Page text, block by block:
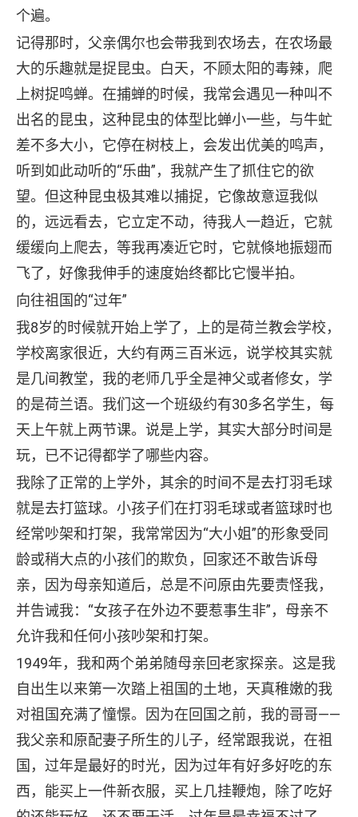
个遍。
记得那时，父亲偶尔也会带我到农场去，在农场最
大的乐趣就是捉昆虫。白天，不顾太阳的毒辣，爬
上树捉鸣蝉。在捕蝉的时候，我常会遇见一种叫不
出名的昆虫，这种昆虫的体型比蝉小一些，与牛虻
差不多大小，它停在树枝上，会发出优美的鸣声，
听到如此动听的“乐曲”，我就产生了抓住它的欲
望。但这种昆虫极其难以捕捉，它像故意逗我似
的，远远看去，它立定不动，待我人一趋近，它就
缓缓向上爬去，等我再凑近它时，它就倏地振翅而
飞了，好像我伸手的速度始终都比它慢半拍。
向往祖国的“过年”
我8岁的时候就开始上学了，上的是荷兰教会学校，
学校离家很近，大约有两三百米远，说学校其实就
是几间教堂，我的老师几乎全是神父或者修女，学
的是荷兰语。我们这一个班级约有30多名学生，每
天上午就上两节课。说是上学，其实大部分时间是
玩，已不记得都学了哪些内容。
我除了正常的上学外，其余的时间不是去打羽毛球
就是去打篮球。小孩子们在打羽毛球或者篮球时也
经常吵架和打架，我常常因为“大小姐”的形象受同
龄或稍大点的小孩们的欺负，回家还不敢告诉母
亲，因为母亲知道后，总是不问原由先要责怪我，
并告诫我：“女孩子在外边不要惹事生非”，母亲不
允许我和任何小孩吵架和打架。
1949年，我和两个弟弟随母亲回老家探亲。这是我
自出生以来第一次踏上祖国的土地，天真稚嫩的我
对祖国充满了憧憬。因为在回国之前，我的哥哥——
我父亲和原配妻子所生的儿子，经常跟我说，在祖
国，过年是最好的时光，因为过年有好多好吃的东
西，能买上一件新衣服，买上几挂鞭炮，除了吃好